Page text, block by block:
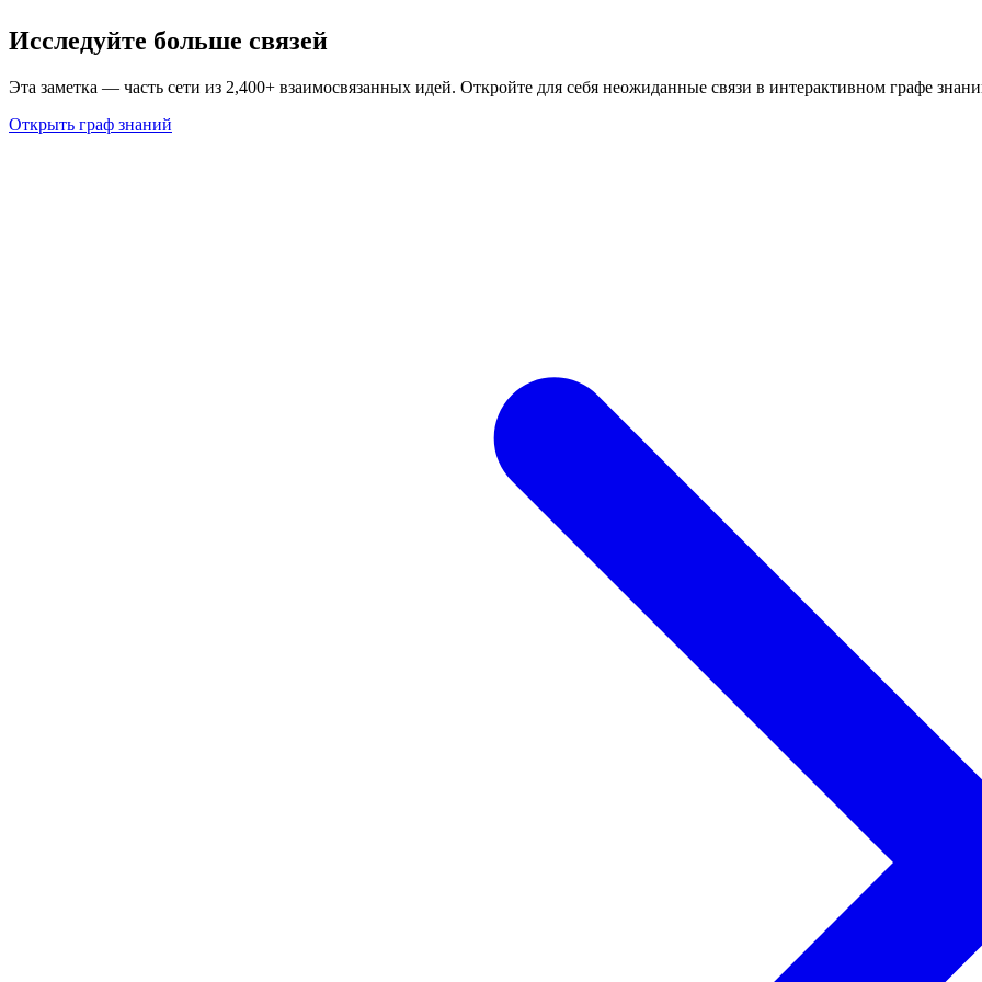
Исследуйте больше связей
Эта заметка — часть сети из 2,400+ взаимосвязанных идей. Откройте для себя неожиданные связи в интерактивном графе
Открыть граф знаний